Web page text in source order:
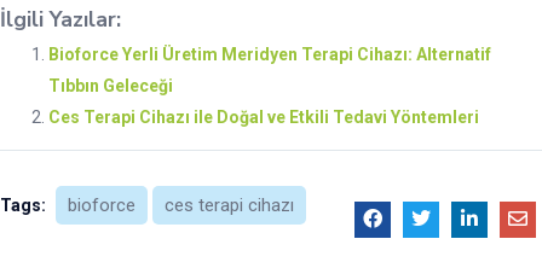
İlgili Yazılar:
Bioforce Yerli Üretim Meridyen Terapi Cihazı: Alternatif
Tıbbın Geleceği
Ces Terapi Cihazı ile Doğal ve Etkili Tedavi Yöntemleri
Tags: bioforce ces terapi cihazı